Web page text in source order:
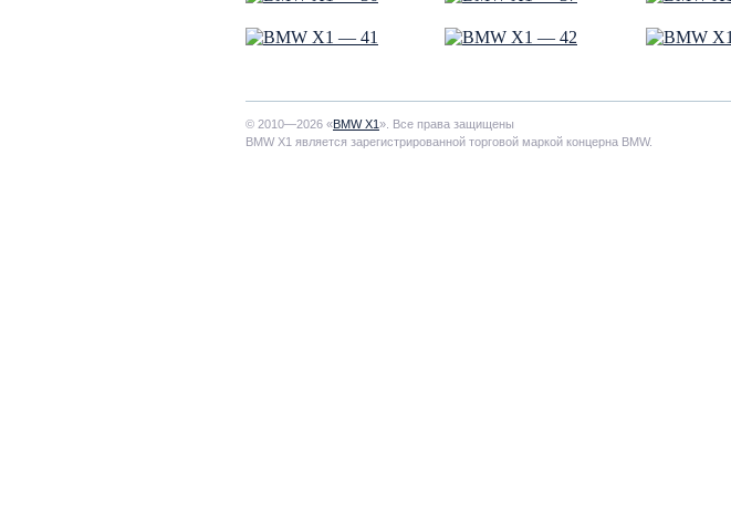
© 2010—2026 «BMW X1». Все права защищены
BMW X1 является зарегистрированной торговой маркой концерна BMW.